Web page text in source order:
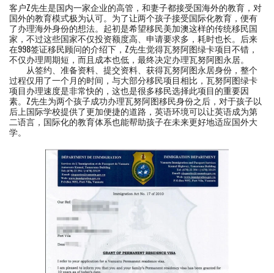
客户Z先生是国内一家企业的高管，和妻子都接受国海外的教育，对
国外的教育模式极为认可。为了让两个孩子接受国际化教育，便有
了办理海外身份的想法。起初是希望移民美加澳这样的传统移民国
家，不过这些国家不仅投资额度高、申请要求多，耗时也长。后来
在998签证移民顾问的介绍下，Z先生觉得瓦努阿图绿卡项目不错，
不仅办理周期短，而且成本也低，最终决定办理瓦努阿图永居。
从签约、准备资料、提交资料、获得瓦努阿图永居身份，整个
过程仅用了一个月的时间，与大部分移民项目相比，瓦努阿图绿卡
项目办理速度是非常快的，这也是很多移民选择此项目的重要因
素。Z先生为两个孩子成功办理瓦努阿图移民身份之后，对于孩子以
后上国际学校提供了更加便捷的道路，英语环境可以让英语成为第
二语言，国际化的教育体系也能帮助孩子在未来更好地适应国外大
学。